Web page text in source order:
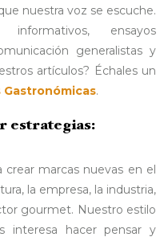
nuestra voz se escuche.
informativos, ensayos
generalistas y
artículos? Échales un
Gastronómicas.
estrategias:
marcas nuevas en el
la empresa, la industria,
gourmet. Nuestro estilo
interesa hacer pensar y